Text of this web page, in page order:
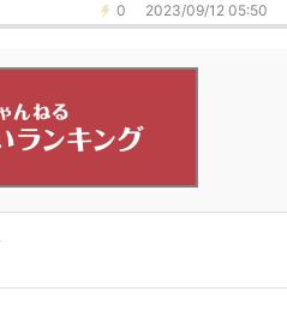
0 2023/09/12 05:50